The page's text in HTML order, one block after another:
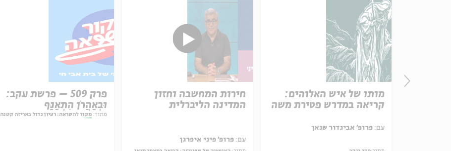
פרק 509 – פרשת עקב:
וּבְאַהֲרֹן הִתְאַנַּף
מתוך: מקור להשראה: רעיון גדול באריזה קטנה
חירות המחשבה וחזון
המדינה הליברלית
עם: פרופ' פיני איפרגן
מותו של איש האלוהים:
קריאה במדרש פטירת משה
עם: